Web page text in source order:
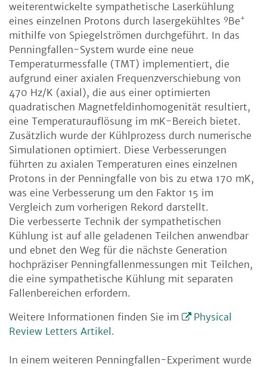
weiterentwickelte sympathetische Laserkühlung
eines einzelnen Protons durch lasergekühltes 9Be+
mithilfe von Spiegelströmen durchgeführt. In das
Penningfallen-System wurde eine neue
Temperaturmessfalle (TMT) implementiert, die
aufgrund einer axialen Frequenzverschiebung von
470 Hz/K (axial), die aus einer optimierten
quadratischen Magnetfeldinhomogenität resultiert,
eine Temperaturauflösung im mK-Bereich bietet.
Zusätzlich wurde der Kühlprozess durch numerische
Simulationen optimiert. Diese Verbesserungen
führten zu axialen Temperaturen eines einzelnen
Protons in der Penningfalle von bis zu etwa 170 mK,
was eine Verbesserung um den Faktor 15 im
Vergleich zum vorherigen Rekord darstellt.
Die verbesserte Technik der sympathetischen
Kühlung ist auf alle geladenen Teilchen anwendbar
und ebnet den Weg für die nächste Generation
hochpräziser Penningfallenmessungen mit Teilchen,
die eine sympathetische Kühlung mit separaten
Fallenbereichen erfordern.
Weitere Informationen finden Sie im
Physical
Review Letters Artikel .
In einem weiteren Penningfallen-Experiment wurde